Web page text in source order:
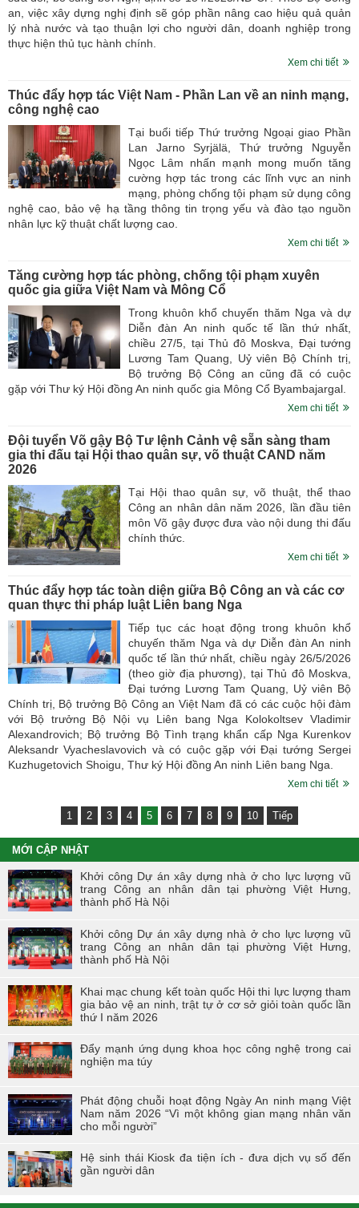
an, việc xây dựng nghị định sẽ góp phần nâng cao hiệu quả quản
lý nhà nước và tạo thuận lợi cho người dân, doanh nghiệp trong
thực hiện thủ tục hành chính.
Xem chi tiết
Thúc đẩy hợp tác Việt Nam - Phần Lan về an ninh mạng,
công nghệ cao
Tại buổi tiếp Thứ trưởng Ngoại giao Phần
Lan Jarno Syrjälä, Thứ trưởng Nguyễn
Ngọc Lâm nhấn mạnh mong muốn tăng
cường hợp tác trong các lĩnh vực an ninh
mạng, phòng chống tội phạm sử dụng công
nghệ cao, bảo vệ hạ tầng thông tin trọng yếu và đào tạo nguồn
nhân lực kỹ thuật chất lượng cao.
Xem chi tiết
Tăng cường hợp tác phòng, chống tội phạm xuyên
quốc gia giữa Việt Nam và Mông Cổ
Trong khuôn khổ chuyến thăm Nga và dự
Diễn đàn An ninh quốc tế lần thứ nhất,
chiều 27/5, tại Thủ đô Moskva, Đại tướng
Lương Tam Quang, Uỷ viên Bộ Chính trị,
Bộ trưởng Bộ Công an cũng đã có cuộc
gặp với Thư ký Hội đồng An ninh quốc gia Mông Cổ Byambajargal.
Xem chi tiết
Đội tuyển Võ gậy Bộ Tư lệnh Cảnh vệ sẵn sàng tham
gia thi đấu tại Hội thao quân sự, võ thuật CAND năm
2026
Tại Hội thao quân sự, võ thuật, thể thao
Công an nhân dân năm 2026, lần đầu tiên
môn Võ gậy được đưa vào nội dung thi đấu
chính thức.
Xem chi tiết
Thúc đẩy hợp tác toàn diện giữa Bộ Công an và các cơ
quan thực thi pháp luật Liên bang Nga
Tiếp tục các hoạt động trong khuôn khổ
chuyến thăm Nga và dự Diễn đàn An ninh
quốc tế lần thứ nhất, chiều ngày 26/5/2026
(theo giờ địa phương), tại Thủ đô Moskva,
Đại tướng Lương Tam Quang, Uỷ viên Bộ
Chính trị, Bộ trưởng Bộ Công an Việt Nam đã có các cuộc hội đàm
với Bộ trưởng Bộ Nội vụ Liên bang Nga Kolokoltsev Vladimir
Alexandrovich; Bộ trưởng Bộ Tình trạng khẩn cấp Nga Kurenkov
Aleksandr Vyacheslavovich và có cuộc gặp với Đại tướng Sergei
Kuzhugetovich Shoigu, Thư ký Hội đồng An ninh Liên bang Nga.
Xem chi tiết
1 2 3 4 5 6 7 8 9 10 Tiếp
MỚI CẬP NHẬT
Khởi công Dự án xây dựng nhà ở cho lực lượng vũ
trang Công an nhân dân tại phường Việt Hưng,
thành phố Hà Nội
Khởi công Dự án xây dựng nhà ở cho lực lượng vũ
trang Công an nhân dân tại phường Việt Hưng,
thành phố Hà Nội
Khai mạc chung kết toàn quốc Hội thi lực lượng tham
gia bảo vệ an ninh, trật tự ở cơ sở giỏi toàn quốc lần
thứ I năm 2026
Đẩy mạnh ứng dụng khoa học công nghệ trong cai
nghiện ma túy
Phát động chuỗi hoạt động Ngày An ninh mạng Việt
Nam năm 2026 “Vì một không gian mạng nhân văn
cho mỗi người”
Hệ sinh thái Kiosk đa tiện ích - đưa dịch vụ số đến
gần người dân